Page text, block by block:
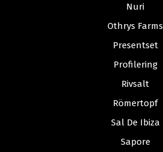
Nuri
Othrys Farms
Presentset
Profilering
Rivsalt
Römertopf
Sal De Ibiza
Sapore